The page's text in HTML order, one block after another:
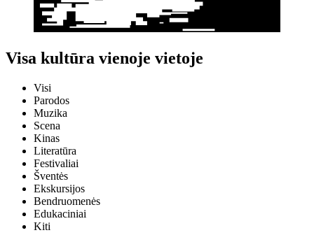
Visa kultūra vienoje vietoje
Visi
Parodos
Muzika
Scena
Kinas
Literatūra
Festivaliai
Šventės
Ekskursijos
Bendruomenės
Edukaciniai
Kiti